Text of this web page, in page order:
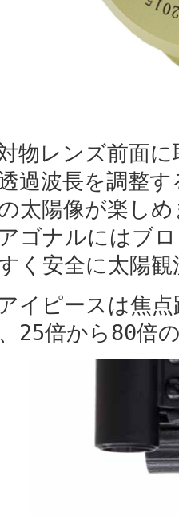
対物レンズ前面
過波長を調整
の太陽像が楽し
ゴナルにはブ
く安全に太陽
アイピースは焦
25倍から80倍